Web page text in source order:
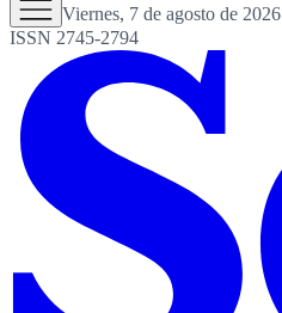
Viernes, 7 de agosto de 2026
ISSN 2745-2794